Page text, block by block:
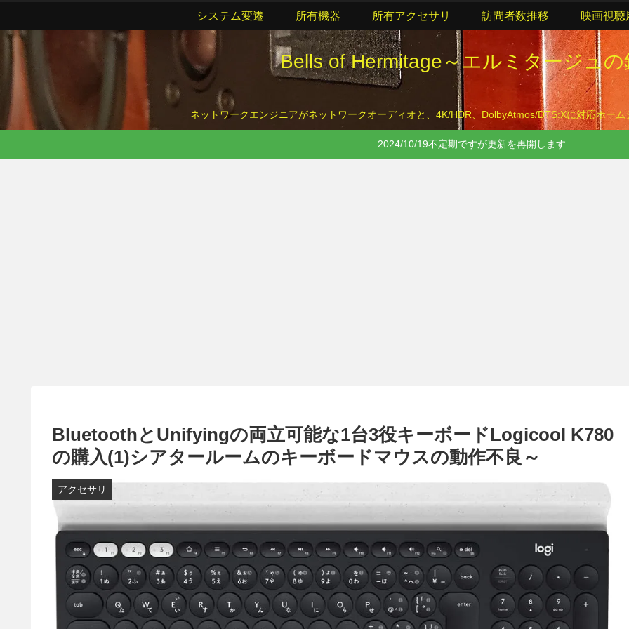
Bells of Hermitage～エルミタージュの
ネットワークエンジニアがネットワークオーディオと、4K/HDR、DolbyAtmos/DTS:Xに対応ホーム
システム変遷 所有機器 所有アクセサリ 訪問者数推移 映画視聴
2024/10/19不定期ですが更新を再開します
BluetoothとUnifyingの両立可能な1台3役キーボードLogicool K780
の購入(1)シアタールームのキーボードマウスの動作不良～
アクセサリ